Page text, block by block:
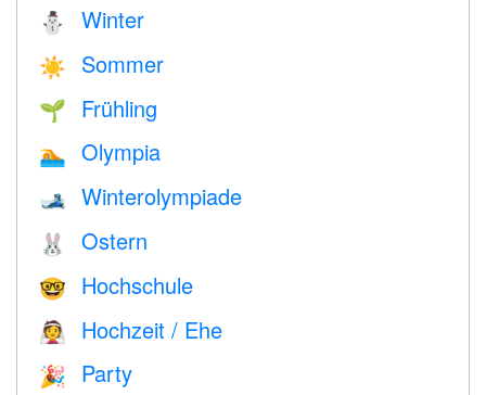
⛄ Winter
☀️ Sommer
🌱 Frühling
🏊 Olympia
🎿 Winterolympiade
🐰 Ostern
🤓 Hochschule
👰 Hochzeit / Ehe
🎉 Party